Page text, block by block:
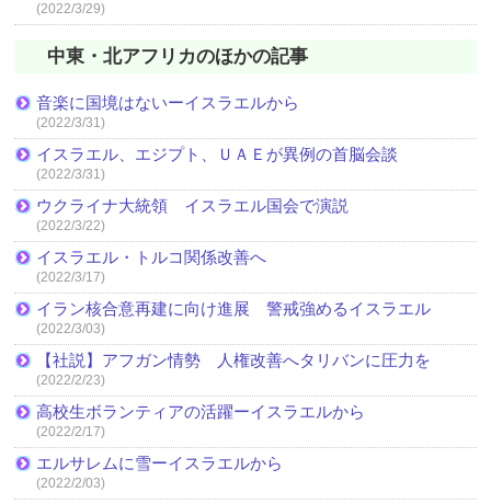
(2022/3/29)
中東・北アフリカのほかの記事
音楽に国境はないーイスラエルから
(2022/3/31)
イスラエル、エジプト、ＵＡＥが異例の首脳会談
(2022/3/31)
ウクライナ大統領 イスラエル国会で演説
(2022/3/22)
イスラエル・トルコ関係改善へ
(2022/3/17)
イラン核合意再建に向け進展 警戒強めるイスラエル
(2022/3/03)
【社説】アフガン情勢 人権改善へタリバンに圧力を
(2022/2/23)
高校生ボランティアの活躍ーイスラエルから
(2022/2/17)
エルサレムに雪ーイスラエルから
(2022/2/03)